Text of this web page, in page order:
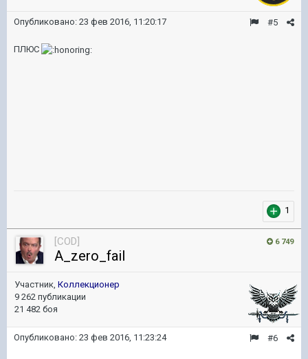
#5
Опубликовано: 23 фев 2016, 11:20:17
ПЛЮС
1
6 749
[COD]
A_zero_fail
Участник, Коллекционер
9 262 публикации
21 482 боя
#6
Опубликовано: 23 фев 2016, 11:23:24